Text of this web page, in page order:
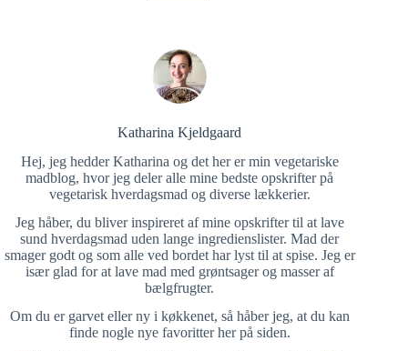
Katharina Kjeldgaard
Hej, jeg hedder Katharina og det her er min vegetariske
madblog, hvor jeg deler alle mine bedste opskrifter på
vegetarisk hverdagsmad og diverse lækkerier.
Jeg håber, du bliver inspireret af mine opskrifter til at lave
sund hverdagsmad uden lange ingredienslister. Mad der
smager godt og som alle ved bordet har lyst til at spise. Jeg er
især glad for at lave mad med grøntsager og masser af
bælgfrugter.
Om du er garvet eller ny i køkkenet, så håber jeg, at du kan
finde nogle nye favoritter her på siden.